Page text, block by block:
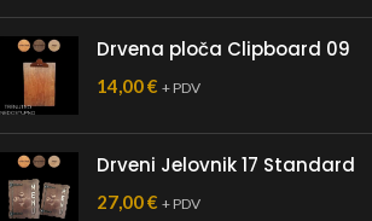
Drvena ploča Clipboard 09
14,00€ + PDV
Drveni Jelovnik 17 Standard
27,00€ + PDV